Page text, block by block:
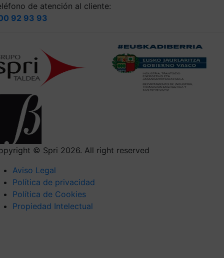
de atención al cliente:
92 93 93
© Spri 2026. All right reserved
Aviso Legal
Política de privacidad
Política de Cookies
Propiedad Intelectual